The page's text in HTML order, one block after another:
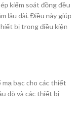
kiểm soát đồng đều
lâu dài. Điều này giúp
bị trong điều kiện
bạc cho các thiết
dò và các thiết bị